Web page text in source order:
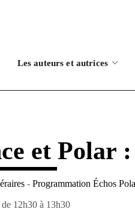
Les auteurs et autrices
et Polar
- Programmation Échos
12h30 à 13h30